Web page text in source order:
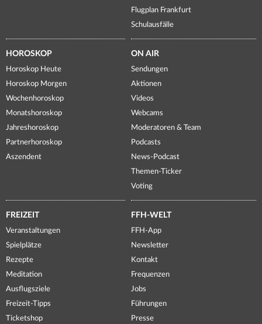
Flugplan Frankfurt
Schulausfälle
HOROSKOP
Horoskop Heute
Horoskop Morgen
Wochenhoroskop
Monatshoroskop
Jahreshoroskop
Partnerhoroskop
Aszendent
ON AIR
Sendungen
Aktionen
Videos
Webcams
Moderatoren & Team
Podcasts
News-Podcast
Themen-Ticker
Voting
FREIZEIT
Veranstaltungen
Spielplätze
Rezepte
Meditation
Ausflugsziele
Freizeit-Tipps
Ticketshop
FFH-WELT
FFH-App
Newsletter
Kontakt
Frequenzen
Jobs
Führungen
Presse